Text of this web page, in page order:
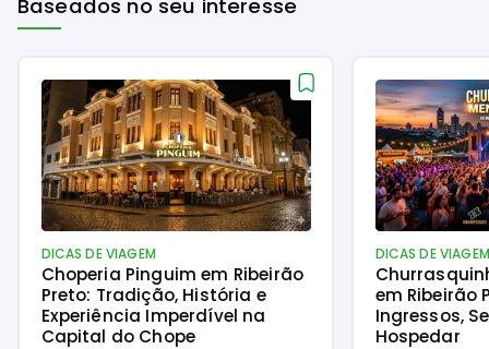
Baseados no seu interesse
DICAS DE VIAGEM
Choperia Pinguim em Ribeirão
Preto: Tradição, História e
Experiência Imperdível na
Capital do Chope
DICAS DE VIAGEM
em Ribeirão
Ingressos,
Hospedar